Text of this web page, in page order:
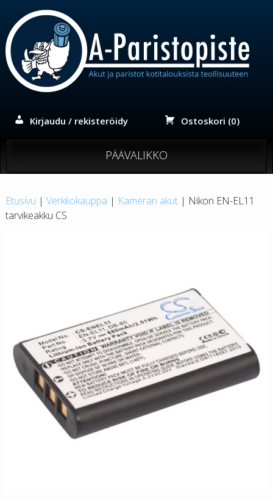
sisältöön
Kirjaudu / rekisteröidy Ostoskori (0)
PÄÄVALIKKO
Etusivu | Verkkokauppa | Kameran akut| Nikon EN-EL11
tarvikeakku CS